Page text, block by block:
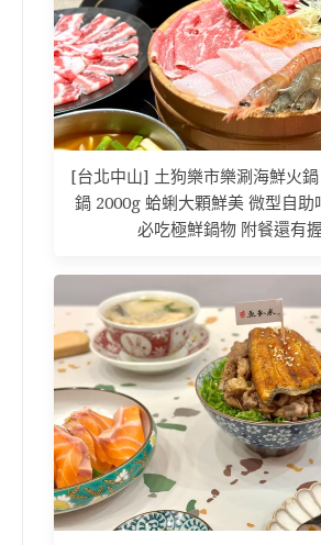
[台北中山] 土狗樂市樂涮海鮮火
鍋 2000g 蛤蜊大顆鮮美 微型自助
必吃極鮮鍋物 附餐還有